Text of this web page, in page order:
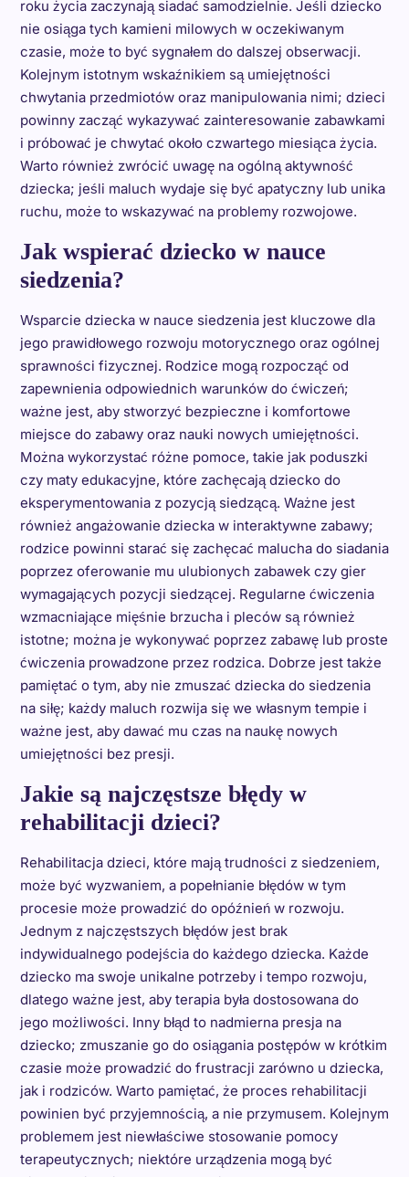
roku życia zaczynają siadać samodzielnie. Jeśli dziecko
nie osiąga tych kamieni milowych w oczekiwanym
czasie, może to być sygnałem do dalszej obserwacji.
Kolejnym istotnym wskaźnikiem są umiejętności
chwytania przedmiotów oraz manipulowania nimi; dzieci
powinny zacząć wykazywać zainteresowanie zabawkami
i próbować je chwytać około czwartego miesiąca życia.
Warto również zwrócić uwagę na ogólną aktywność
dziecka; jeśli maluch wydaje się być apatyczny lub unika
ruchu, może to wskazywać na problemy rozwojowe.
Jak wspierać dziecko w nauce
siedzenia?
Wsparcie dziecka w nauce siedzenia jest kluczowe dla
jego prawidłowego rozwoju motorycznego oraz ogólnej
sprawności fizycznej. Rodzice mogą rozpocząć od
zapewnienia odpowiednich warunków do ćwiczeń;
ważne jest, aby stworzyć bezpieczne i komfortowe
miejsce do zabawy oraz nauki nowych umiejętności.
Można wykorzystać różne pomoce, takie jak poduszki
czy maty edukacyjne, które zachęcają dziecko do
eksperymentowania z pozycją siedzącą. Ważne jest
również angażowanie dziecka w interaktywne zabawy;
rodzice powinni starać się zachęcać malucha do siadania
poprzez oferowanie mu ulubionych zabawek czy gier
wymagających pozycji siedzącej. Regularne ćwiczenia
wzmacniające mięśnie brzucha i pleców są również
istotne; można je wykonywać poprzez zabawę lub proste
ćwiczenia prowadzone przez rodzica. Dobrze jest także
pamiętać o tym, aby nie zmuszać dziecka do siedzenia
na siłę; każdy maluch rozwija się we własnym tempie i
ważne jest, aby dawać mu czas na naukę nowych
umiejętności bez presji.
Jakie są najczęstsze błędy w
rehabilitacji dzieci?
Rehabilitacja dzieci, które mają trudności z siedzeniem,
może być wyzwaniem, a popełnianie błędów w tym
procesie może prowadzić do opóźnień w rozwoju.
Jednym z najczęstszych błędów jest brak
indywidualnego podejścia do każdego dziecka. Każde
dziecko ma swoje unikalne potrzeby i tempo rozwoju,
dlatego ważne jest, aby terapia była dostosowana do
jego możliwości. Inny błąd to nadmierna presja na
dziecko; zmuszanie go do osiągania postępów w krótkim
czasie może prowadzić do frustracji zarówno u dziecka,
jak i rodziców. Warto pamiętać, że proces rehabilitacji
powinien być przyjemnością, a nie przymusem. Kolejnym
problemem jest niewłaściwe stosowanie pomocy
terapeutycznych; niektóre urządzenia mogą być